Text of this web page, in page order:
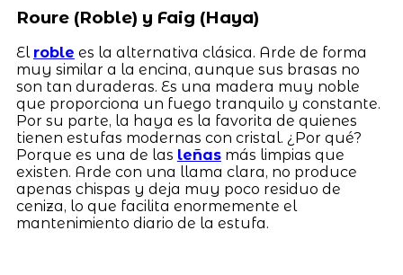
Roure (Roble) y Faig (Haya)
El roble es la alternativa clásica. Arde de forma
muy similar a la encina, aunque sus brasas no
son tan duraderas. Es una madera muy noble
que proporciona un fuego tranquilo y constante.
Por su parte, la haya es la favorita de quienes
tienen estufas modernas con cristal. ¿Por qué?
Porque es una de las leñasmás limpias que
existen. Arde con una llama clara, no produce
apenas chispas y deja muy poco residuo de
ceniza, lo que facilita enormemente el
mantenimiento diario de la estufa.